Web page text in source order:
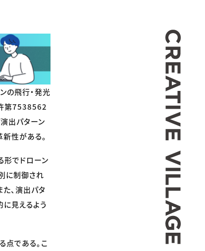
の飛行・発光
第7538562
出パターン
性がある。
形でドローン
に制御され
、演出パタ
見えるよう
点である。こ